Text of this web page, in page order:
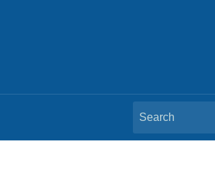
Search
for: